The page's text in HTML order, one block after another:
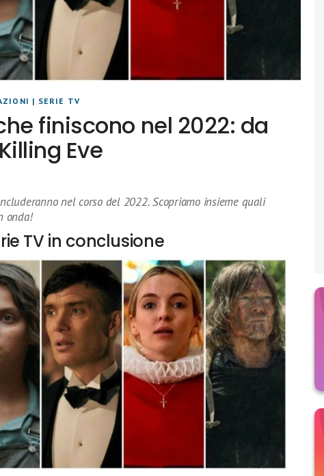
| SERIE TV
finiscono nel 2022: da
Eve
nel corso del 2022. Scopriamo insieme quali
onda!
TV in conclusione